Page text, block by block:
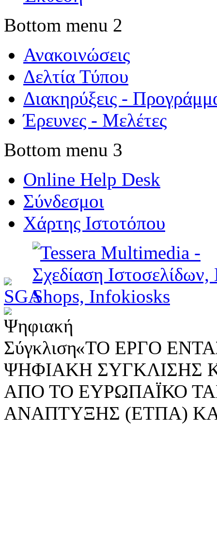
Bottom menu 2
Ανακοινώσεις
Δελτία Τύπου
Διακηρύξεις -
Έρευνες - Μελέτες
Bottom menu 3
Online Help Desk
Σύνδεσμοι
Χάρτης Ιστοτόπου
«ΤΟ ΕΡΓΟ
ΨΗΦΙΑΚΗ ΣΥΓΚΛΙΣΗΣ
ΑΠΟ ΤΟ ΕΥΡΩΠΑΪΚΟ
ΑΝΑΠΤΥΞΗΣ (ΕΤΠΑ)